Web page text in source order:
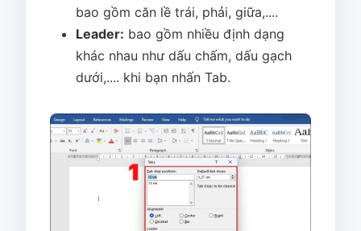
bao gồm căn lề trái, phải, giữa,....
Leader: bao gồm nhiều định dạng
khác nhau như dấu chấm, dấu gạch
dưới,.... khi bạn nhấn Tab.